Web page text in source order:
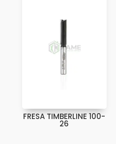
FRESA TIMBERLINE 100-
26